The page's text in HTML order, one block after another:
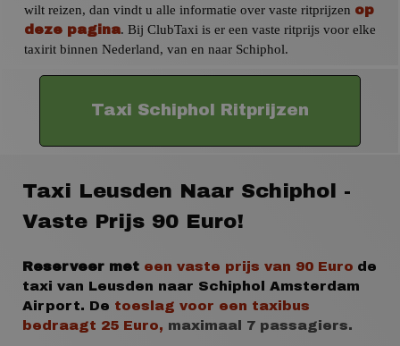
wilt reizen, dan vindt u alle informatie over vaste ritprijzen op
deze pagina. Bij ClubTaxi is er een vaste ritprijs voor elke
taxirit binnen Nederland, van en naar Schiphol.
Taxi Schiphol Ritprijzen
Taxi Leusden Naar Schiphol -
Vaste Prijs 90 Euro!
Reserveer met een vaste prijs van 90 Euro de
taxi van Leusden naar Schiphol
Amsterdam
Airport. De toeslag voor een taxibus
bedraagt 25 Euro, maximaal 7 passagiers.